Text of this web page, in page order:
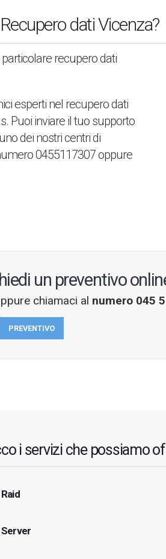
dati Vicenza?
particolare recupero dati
esperti nel recupero dati
Puoi inviare il tuo supporto
dei nostri centri di
0455117307 oppure
un preventivo
chiamaci al numero 045
PREVENTIVO
i servizi che possiamo